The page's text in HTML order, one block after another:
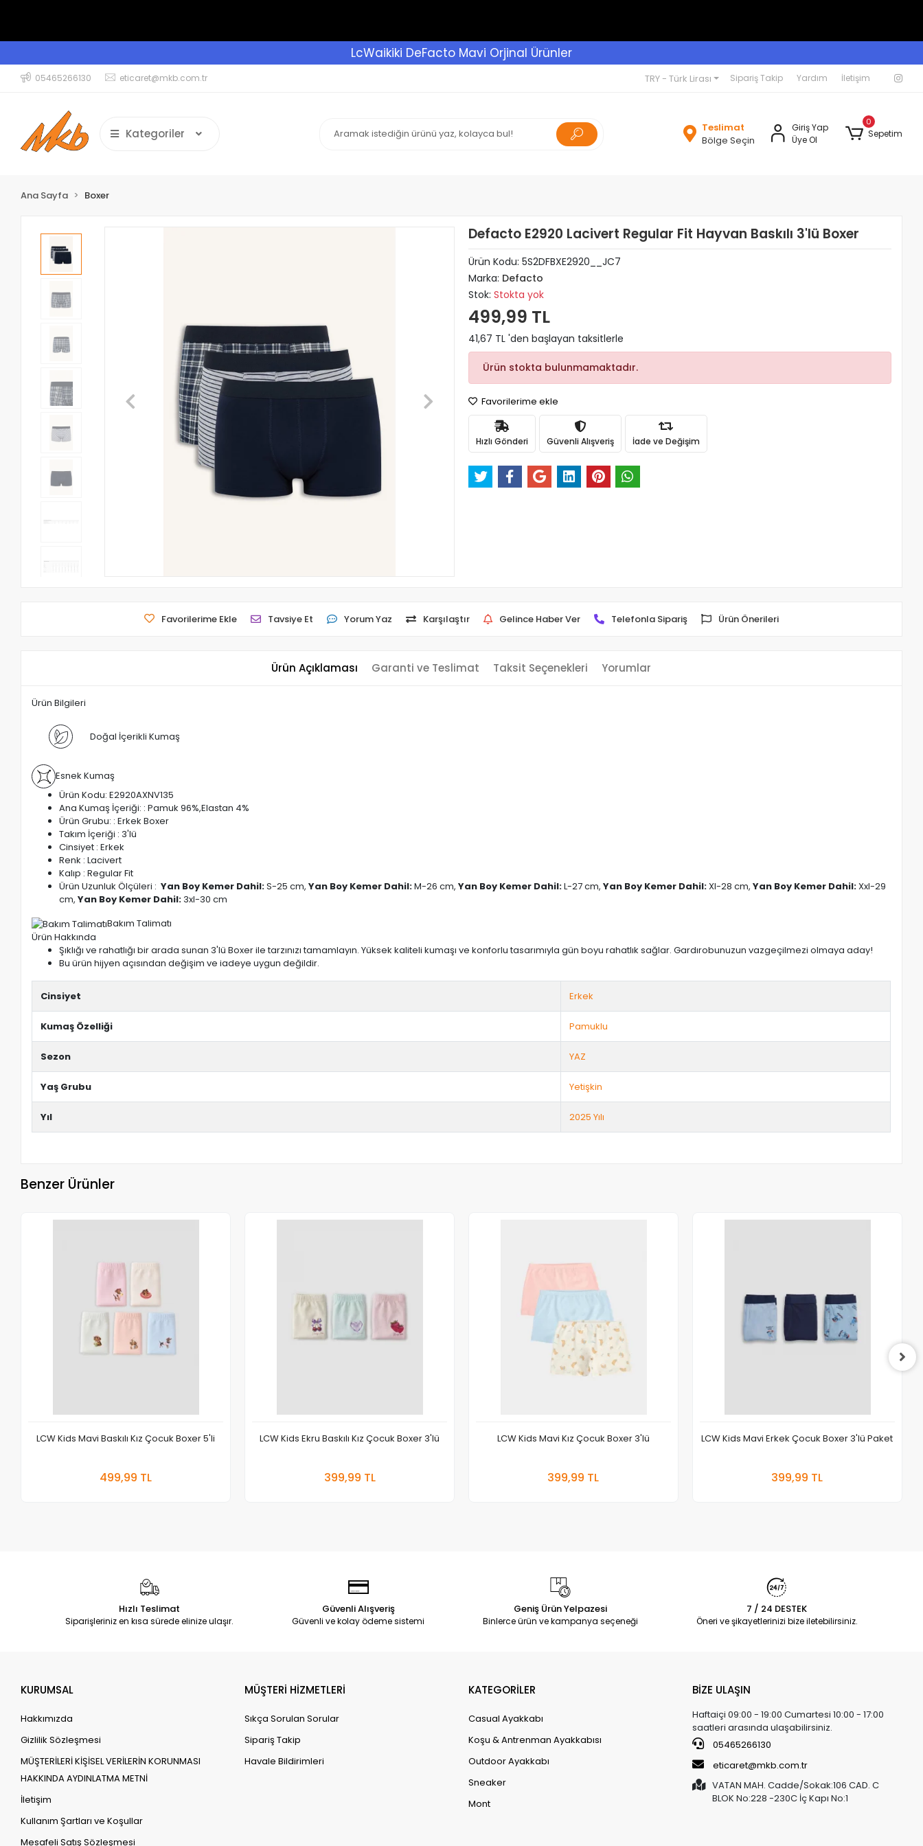
LcWaikiki DeFacto Mavi Orjinal Ürünler
05465266130 eticaret@mkb.com.tr TRY - Türk Lirası Sipariş Takip Yardım İletişim
Kategoriler
Teslimat
Bölge Seçin
Giriş Yap
Üye Ol
0
Sepetim
Ana Sayfa Boxer
Defacto E2920 Lacivert Regular Fit Hayvan Baskılı 3'lü Boxer
Ürün Kodu: 5S2DFBXE2920__JC7
Marka: Defacto
Stok: Stokta yok
499,99 TL
41,67 TL 'den başlayan taksitlerle
Ürün stokta bulunmamaktadır.
Favorilerime ekle
Hızlı Gönderi Güvenli Alışveriş İade ve Değişim
Favorilerime Ekle Tavsiye Et Yorum Yaz Karşılaştır Gelince Haber Ver Telefonla Sipariş Ürün Önerileri
Ürün Açıklaması Garanti ve Teslimat Taksit Seçenekleri Yorumlar
Ürün Bilgileri
Doğal İçerikli Kumaş
Esnek Kumaş
Ürün Kodu: E2920AXNV135
Ana Kumaş İçeriği: : Pamuk 96%,Elastan 4%
Ürün Grubu: : Erkek Boxer
Takım İçeriği : 3'lü
Cinsiyet : Erkek
Renk : Lacivert
Kalıp : Regular Fit
Ürün Uzunluk Ölçüleri :Yan Boy Kemer Dahil:S-25 cm, Yan Boy Kemer Dahil:M-26 cm, Yan Boy Kemer Dahil:L-27 cm, Yan Boy Kemer Dahil:Xl-28 cm, Yan Boy Kemer Dahil:Xxl-29
cm, Yan Boy Kemer Dahil:3xl-30 cm
Bakım Talimatı
Ürün Hakkında
Şıklığı ve rahatlığı bir arada sunan 3'lü Boxer ile tarzınızı tamamlayın. Yüksek kaliteli kumaşı ve konforlu tasarımıyla gün boyu rahatlık sağlar. Gardırobunuzun vazgeçilmezi olmaya aday!
Bu ürün hijyen açısından değişim ve iadeye uygun değildir.
Cinsiyet Erkek
Kumaş Özelliği Pamuklu
Sezon YAZ
Yaş Grubu Yetişkin
Yıl 2025 Yılı
Benzer Ürünler
LCW Kids Mavi Baskılı Kız Çocuk Boxer 5'li
499,99 TL
LCW Kids Ekru Baskılı Kız Çocuk Boxer 3'lü
399,99 TL
LCW Kids Mavi Kız Çocuk Boxer 3'lü
399,99 TL
LCW Kids Mavi Erkek Çocuk Boxer 3'lü Paket
399,99 TL
Hızlı Teslimat
Siparişleriniz en kısa sürede elinize ulaşır.
Güvenli Alışveriş
Güvenli ve kolay ödeme sistemi
Geniş Ürün Yelpazesi
Binlerce ürün ve kampanya seçeneği
7 / 24 DESTEK
Öneri ve şikayetlerinizi bize iletebilirsiniz.
KURUMSAL
Hakkımızda
Gizlilik Sözleşmesi
MÜŞTERİLERİ KİŞİSEL VERİLERİN KORUNMASI
HAKKINDA AYDINLATMA METNİ
İletişim
Kullanım Şartları ve Koşullar
Mesafeli Satış Sözleşmesi
MÜŞTERİ HİZMETLERİ
Sıkça Sorulan Sorular
Sipariş Takip
Havale Bildirimleri
KATEGORİLER
Casual Ayakkabı
Koşu & Antrenman Ayakkabısı
Outdoor Ayakkabı
Sneaker
Mont
BİZE ULAŞIN
Haftaiçi 09:00 - 19:00 Cumartesi 10:00 - 17:00
saatleri arasında ulaşabilirsiniz.
05465266130
eticaret@mkb.com.tr
VATAN MAH. Cadde/Sokak:106 CAD. C
BLOK No:228 -230C İç Kapı No:1